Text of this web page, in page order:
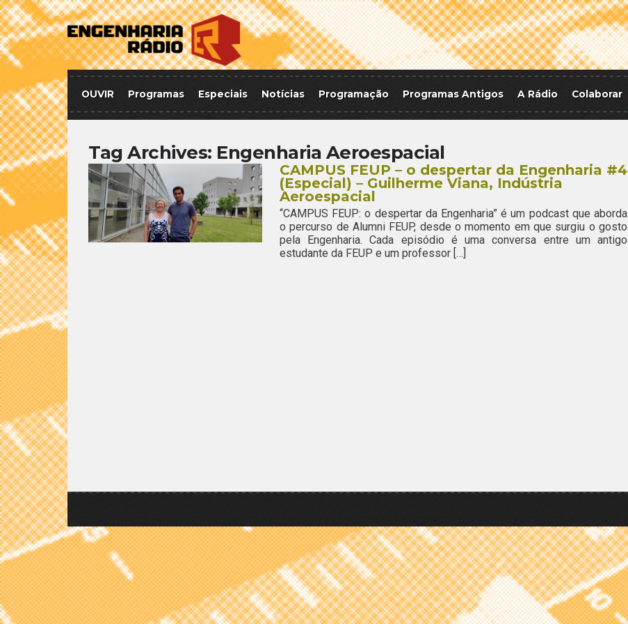
OUVIR Programas Especiais Notícias Programação Programas Antigos A Rádio Colaborar
Tag Archives: Engenharia Aeroespacial
CAMPUS FEUP – o despertar da Engenharia #4
(Especial) – Guilherme Viana, Indústria
Aeroespacial
“CAMPUS FEUP: o despertar da Engenharia” é um podcast que aborda
o percurso de Alumni FEUP, desde o momento em que surgiu o gosto
pela Engenharia. Cada episódio é uma conversa entre um antigo
estudante da FEUP e um professor […]